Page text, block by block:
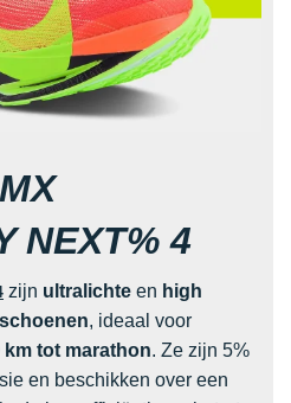
NEXT% 4
zijn ultralichte en high
, ideaal voor
km tot marathon. Ze zijn 5%
en beschikken over een